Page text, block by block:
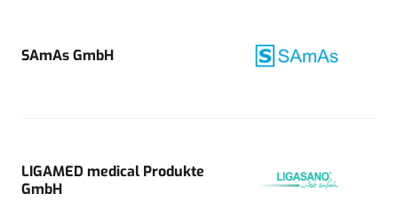
SAmAs GmbH
LIGAMED medical Produkte
GmbH